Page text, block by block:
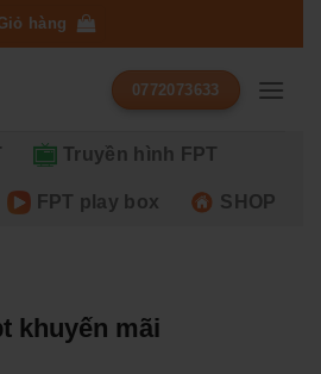
hàng
0772073633
Truyền hình FPT
FPT play box SHOP
khuyến mãi